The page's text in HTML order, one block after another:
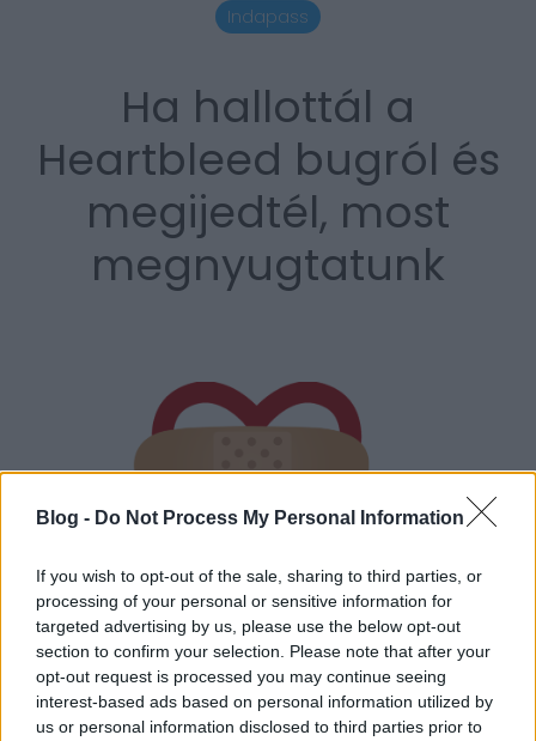
Blog - Do Not Process My Personal Information
If you wish to opt-out of the sale, sharing to third parties, or
processing of your personal or sensitive information for
targeted advertising by us, please use the below opt-out
section to confirm your selection. Please note that after your
opt-out request is processed you may continue seeing
interest-based ads based on personal information utilized by
us or personal information disclosed to third parties prior to
Indapass
Ha hallottál a
Heartbleed bugról és
megijedtél, most
megnyugtatunk
A web történetének eddigi legnagyobb biztonsági
hibájának nevezett Heartbleednem veszélyes az
Indapassra!